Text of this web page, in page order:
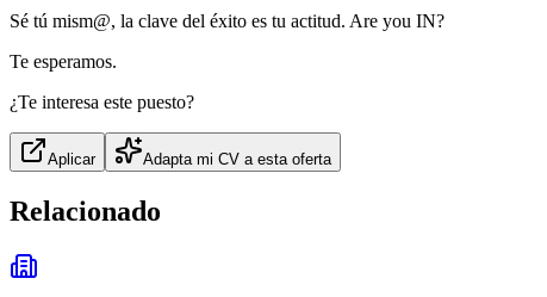
Sé tú mism@, la clave del éxito es tu actitud. Are you IN?
Te esperamos.
¿Te interesa este puesto?
Aplicar Adapta mi CV a esta oferta
Relacionado